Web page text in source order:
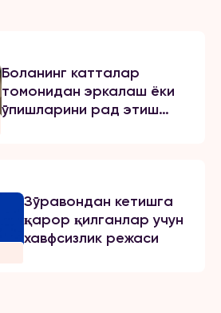
Боланинг катталар
томонидан эркалаш ёки
ўпишларини рад этиш
Зўравондан кетишга
қарор қилганлар учун
хавфсизлик режаси